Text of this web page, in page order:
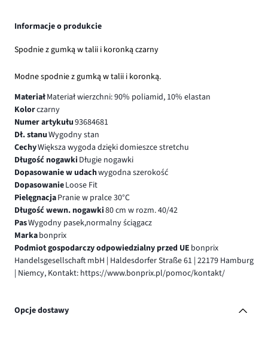
Informacje o produkcie
Spodnie z gumką w talii i koronką czarny
Modne spodnie z gumką w talii i koronką.
MateriałMateriał wierzchni: 90% poliamid, 10% elastan
Kolorczarny
Numer artykułu93684681
Dł. stanuWygodny stan
CechyWiększa wygoda dzięki domieszce stretchu
Długość nogawki Długie nogawki
Dopasowanie w udachwygodna szerokość
DopasowanieLoose Fit
PielęgnacjaPranie w pralce 30°C
Długość wewn. nogawki80 cm w rozm. 40/42
PasWygodny pasek,normalny ściągacz
Markabonprix
Podmiot gospodarczy odpowiedzialny przed UE bonprix
Handelsgesellschaft mbH | Haldesdorfer Straße 61 | 22179 Hamburg
| Niemcy, Kontakt: https://www.bonprix.pl/pomoc/kontakt/
Opcje dostawy